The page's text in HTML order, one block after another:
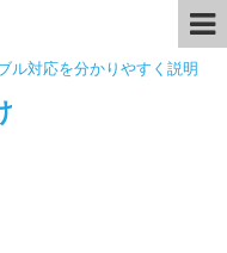
対応を分かりやすく説明